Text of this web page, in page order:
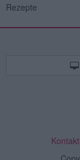
Rezepte
Kontakt